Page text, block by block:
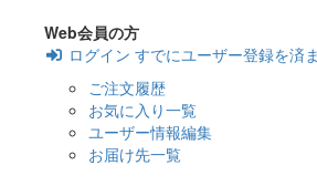
Web会員の方
ログイン すでにユーザー登録を済
ご注文履歴
お気に入り一覧
ユーザー情報編集
お届け先一覧